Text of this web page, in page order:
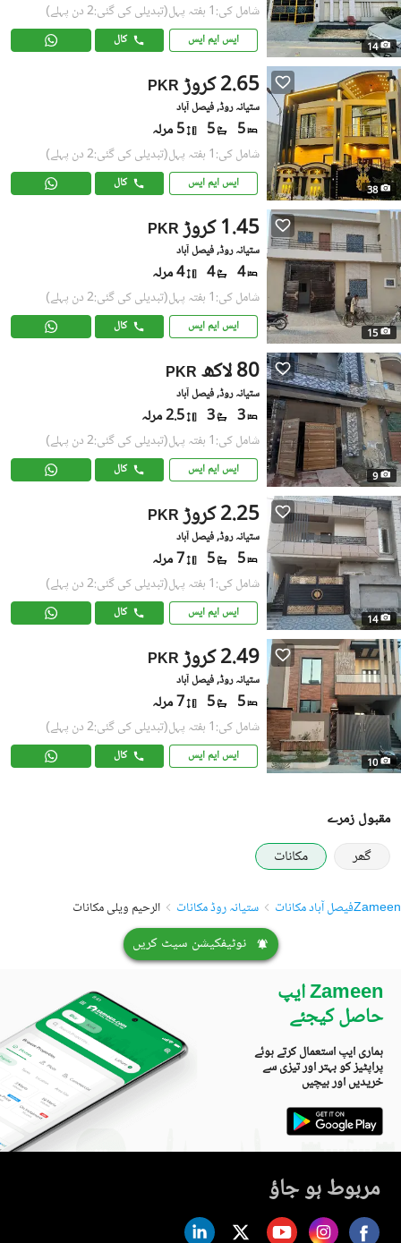
14
شامل کی:1 ہفتہ پہل (تبدیلی کی گئی:2 دن پہلے)
ایس ایم ایس کال
38
PKR 2.65 کروڑ
ستیانہ روڈ, فیصل آباد
5
5 5 مرلہ
شامل کی:1 ہفتہ پہل (تبدیلی کی گئی:2 دن پہلے)
ایس ایم ایس کال
15
PKR 1.45 کروڑ
ستیانہ روڈ, فیصل آباد
4
4 4 مرلہ
شامل کی:1 ہفتہ پہل (تبدیلی کی گئی:2 دن پہلے)
ایس ایم ایس کال
9
PKR 80 لاکھ
ستیانہ روڈ, فیصل آباد
3
3 2.5 مرلہ
شامل کی:1 ہفتہ پہل (تبدیلی کی گئی:2 دن پہلے)
ایس ایم ایس کال
14
PKR 2.25 کروڑ
ستیانہ روڈ, فیصل آباد
5
5 7 مرلہ
شامل کی:1 ہفتہ پہل (تبدیلی کی گئی:2 دن پہلے)
ایس ایم ایس کال
10
PKR 2.49 کروڑ
ستیانہ روڈ, فیصل آباد
5
5 7 مرلہ
شامل کی:1 ہفتہ پہل (تبدیلی کی گئی:2 دن پہلے)
ایس ایم ایس کال
مقبول زمرے
گھر
مکانات
Zameenفیصل آباد مکانات ستیانہ روڈ مکانات الرحیم ویلی مکانات
نوٹیفکیشن سیٹ کریں
Zameen ایپ
حاصل کیجئے
ہماری ایپ استعمال کرتے ہوئے
پراپٹیز کو بہتر اور تیزی سے
خریدیں اور بیچیں
مربوط ہو جاؤ